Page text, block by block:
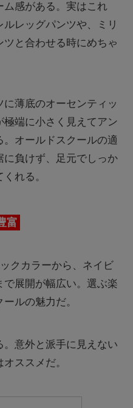
ム感がある。実はこれ
レッグパンツや、ミリ
と合わせる時にめちゃ
薄底のオーセンティッ
端に小さく見えてアン
オールドスクールの適
に負けず、足元でしっか
れる。
富
クカラーから、ネイビ
展開が幅広い。選ぶ楽
ルの魅力だ。
意外と派手に見えない
ススメだ。